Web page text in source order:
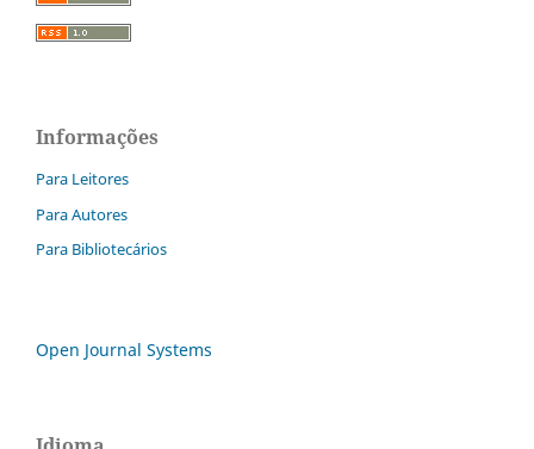
Informações
Para Leitores
Para Autores
Para Bibliotecários
Open Journal Systems